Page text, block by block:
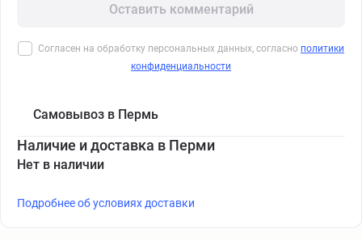
Оставить комментарий
Согласен на обработку персональных данных, согласно политики
конфиденциальности
Самовывоз в Пермь
Наличие и доставка в Перми
Нет в наличии
Подробнее об условиях доставки